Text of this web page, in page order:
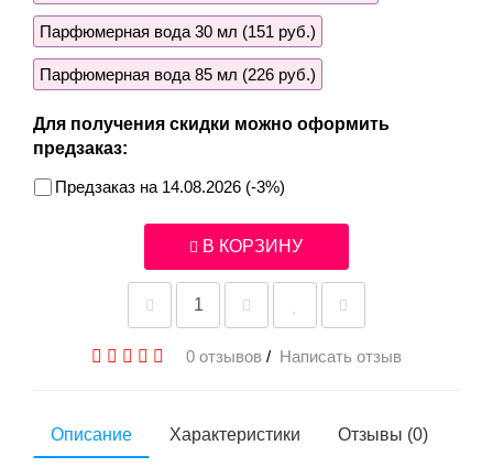
Парфюмерная вода 30 мл (151 руб.)
Парфюмерная вода 85 мл (226 руб.)
Для получения скидки можно оформить
предзаказ:
Предзаказ на 14.08.2026 (-3%)
В КОРЗИНУ
0 отзывов / Написать отзыв
Описание Характеристики Отзывы (0)